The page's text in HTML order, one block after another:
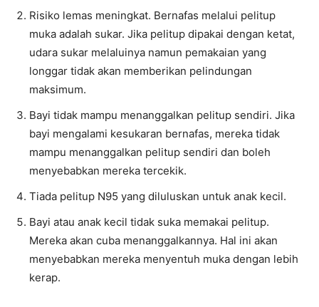
Risiko lemas meningkat. Bernafas melalui pelitup
muka adalah sukar. Jika pelitup dipakai dengan ketat,
udara sukar melaluinya namun pemakaian yang
longgar tidak akan memberikan pelindungan
maksimum.
Bayi tidak mampu menanggalkan pelitup sendiri. Jika
bayi mengalami kesukaran bernafas, mereka tidak
mampu menanggalkan pelitup sendiri dan boleh
menyebabkan mereka tercekik.
Tiada pelitup N95 yang diluluskan untuk anak kecil.
Bayi atau anak kecil tidak suka memakai pelitup.
Mereka akan cuba menanggalkannya. Hal ini akan
menyebabkan mereka menyentuh muka dengan lebih
kerap.